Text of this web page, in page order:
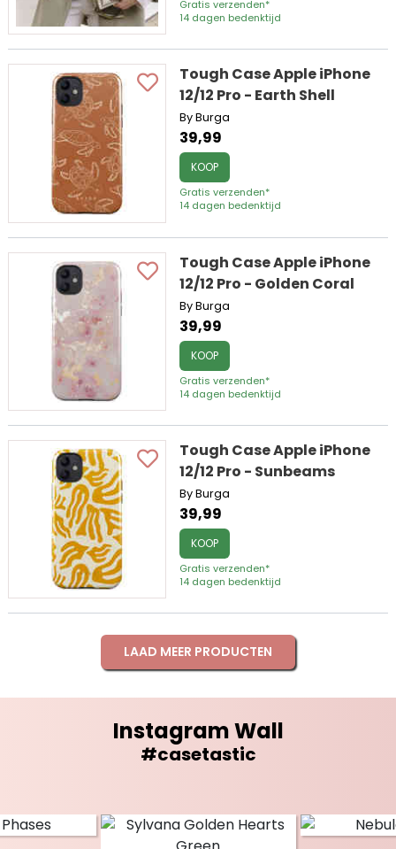
Gratis verzenden*
14 dagen bedenktijd
Tough Case Apple iPhone
12/12 Pro - Earth Shell
By Burga
39,99
KOOP
Gratis verzenden*
14 dagen bedenktijd
Tough Case Apple iPhone
12/12 Pro - Golden Coral
By Burga
39,99
KOOP
Gratis verzenden*
14 dagen bedenktijd
Tough Case Apple iPhone
12/12 Pro - Sunbeams
By Burga
39,99
KOOP
Gratis verzenden*
14 dagen bedenktijd
LAAD MEER PRODUCTEN
Instagram Wall
#casetastic